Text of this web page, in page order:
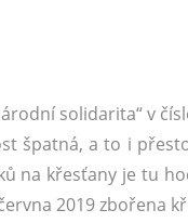
solidarita“ v
špatná, a to i
na křesťany je tu
2019 zbořena